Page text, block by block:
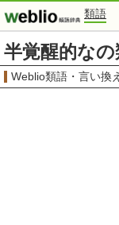
類語
半覚醒的な
Weblio類語・言い換